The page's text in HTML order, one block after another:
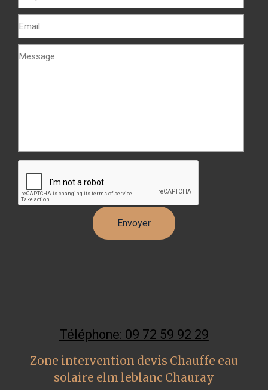
Téléphone: 09 72 59 92 29
Zone intervention devis Chauffe eau
solaire elm leblanc Chauray